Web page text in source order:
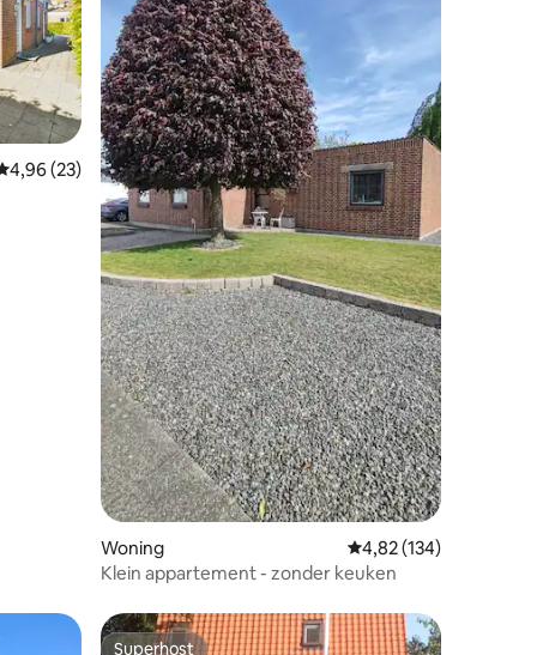
beoordeling van 4,96 op 5, 23 recensies
4,96 (23)
Woning Gemiddelde
4,82 (134)
Klein appartement - zonder keuken
Superhost